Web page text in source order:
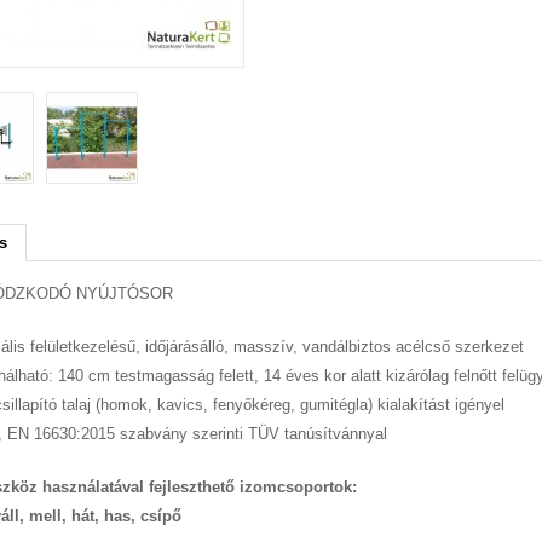
NYÚJTÓSOR
felületkezelésű, időjárásálló, masszív, vandálbiztos acélcső szerkezet
140 cm testmagasság felett, 14 éves kor alatt kizárólag felnőtt
talaj (homok, kavics, fenyőkéreg, gumitégla) kialakítást igényel
EN 16630:2015 szabvány szerinti TÜV tanúsítvánnyal
használatával fejleszthető izomcsoportok:
mell, hát, has, csípő